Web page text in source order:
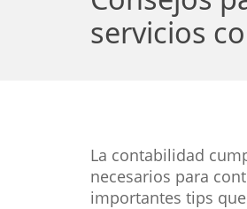
servicios
La contabilidad
necesarios para
importantes tips